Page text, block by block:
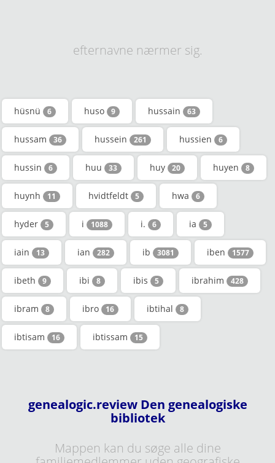
efternavne nærmer sig.
hüsnü 6 huso 9 hussain 63
hussam 36 hussein 261 hussien 6
hussin 6 huu 33 huy 20 huyen 8
huynh 11 hvidtfeldt 5 hwa 6
hyder 5 i 1088 i. 6 ia 5
iain 13 ian 282 ib 3081 iben 1577
ibeth 9 ibi 8 ibis 5 ibrahim 428
ibram 8 ibro 16 ibtihal 8
ibtisam 16 ibtissam 15
genealogic.review Den genealogiske
bibliotek
Mappen kan du søge alle dine